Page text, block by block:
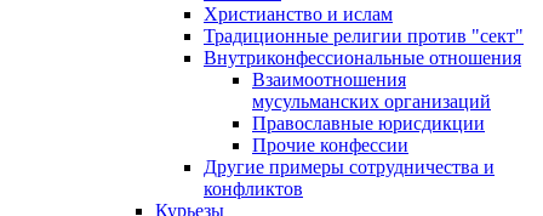
Христианство и ислам
Традиционные религии против "сект"
Внутриконфессиональные отношения
Взаимоотношения
мусульманских организаций
Православные юрисдикции
Прочие конфессии
Другие примеры сотрудничества и
конфликтов
Курьезы